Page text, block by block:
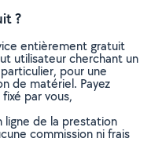
?
entièrement gratuit
utilisateur cherchant un
pour une
de matériel. Payez
par vous,
ligne de la prestation
commission ni frais